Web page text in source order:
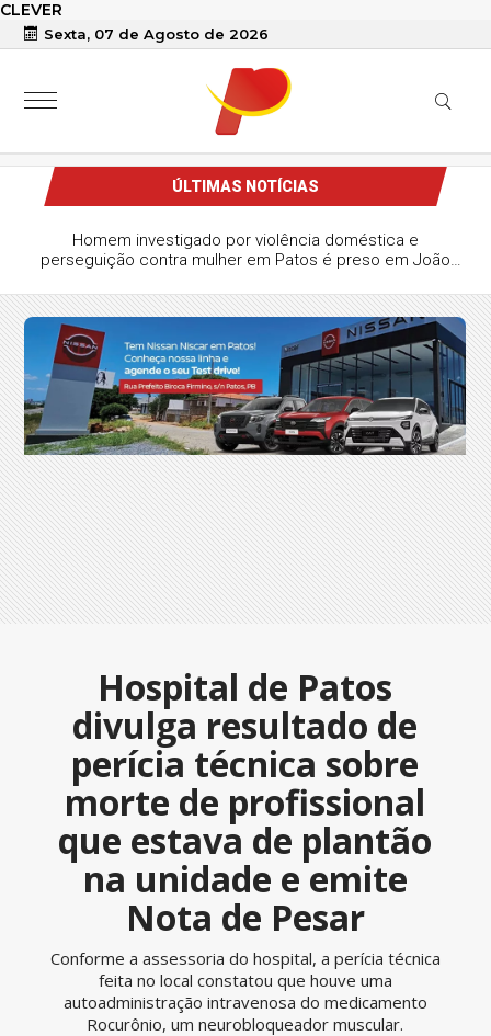
CLEVER
Sexta, 07 de Agosto de 2026
ÚLTIMAS NOTÍCIAS
Homem investigado por violência doméstica e
perseguição contra mulher em Patos é preso em João
Hospital de Patos
divulga resultado de
perícia técnica sobre
morte de profissional
que estava de plantão
na unidade e emite
Nota de Pesar
Conforme a assessoria do hospital, a perícia técnica
feita no local constatou que houve uma
autoadministração intravenosa do medicamento
Rocurônio, um neurobloqueador muscular.